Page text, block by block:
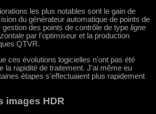
les plus notables sont le gain de
du générateur automatique de points de
des points de contrôle de type ligne
par l'optimiseur et la production
QTVR.
ces évolutions logicielles n'ont pas été
la rapidité de traitement. J'ai même eu
étapes s'effectuaient plus rapidement
images HDR